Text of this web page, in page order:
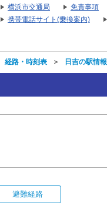
横浜市交通局 免責事項
携帯電話サイト(乗換案内)
経路・時刻表 ＞ 日吉の駅情報
避難経路